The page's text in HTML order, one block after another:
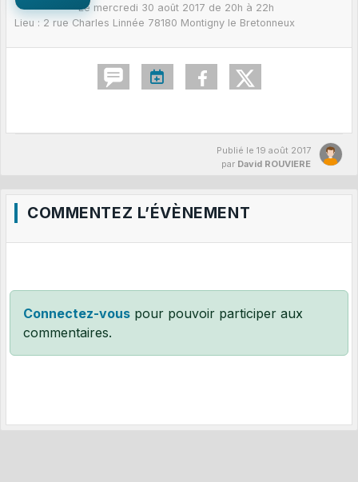
Le mercredi 30 août 2017 de 20h à 22h
Lieu : 2 rue Charles Linnée 78180 Montigny le Bretonneux
Publié le 19 août 2017
par David ROUVIERE
COMMENTEZ L’ÉVÈNEMENT
Connectez-vous pour pouvoir participer aux
commentaires.